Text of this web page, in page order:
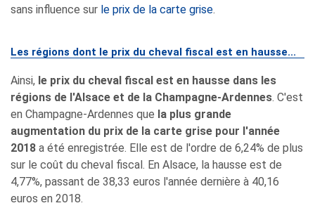
sans influence sur le prix de la carte grise.
Les régions dont le prix du cheval fiscal est en hausse...
Ainsi, le prix du cheval fiscal est en hausse dans les
régions de l'Alsace et de la Champagne-Ardennes. C'est
en Champagne-Ardennes que la plus grande
augmentation du prix de la carte grise pour l'année
2018 a été enregistrée. Elle est de l'ordre de 6,24% de plus
sur le coût du cheval fiscal. En Alsace, la hausse est de
4,77%, passant de 38,33 euros l'année dernière à 40,16
euros en 2018.